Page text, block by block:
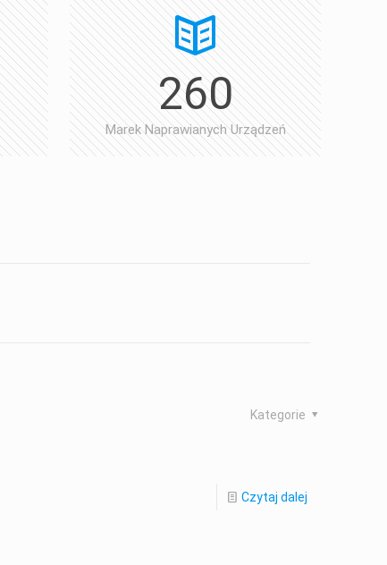
260
Marek Naprawianych Urządzeń
Kategorie
Czytaj dalej